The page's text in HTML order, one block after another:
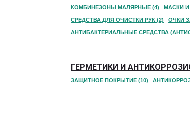
КОМБИНЕЗОНЫ МАЛЯРНЫЕ (4) МАСКИ
СРЕДСТВА ДЛЯ ОЧИСТКИ РУК (2) ОЧКИ
АНТИБАКТЕРИАЛЬНЫЕ СРЕДСТВА
ГЕРМЕТИКИ И
ЗАЩИТНОЕ ПОКРЫТИЕ (10)